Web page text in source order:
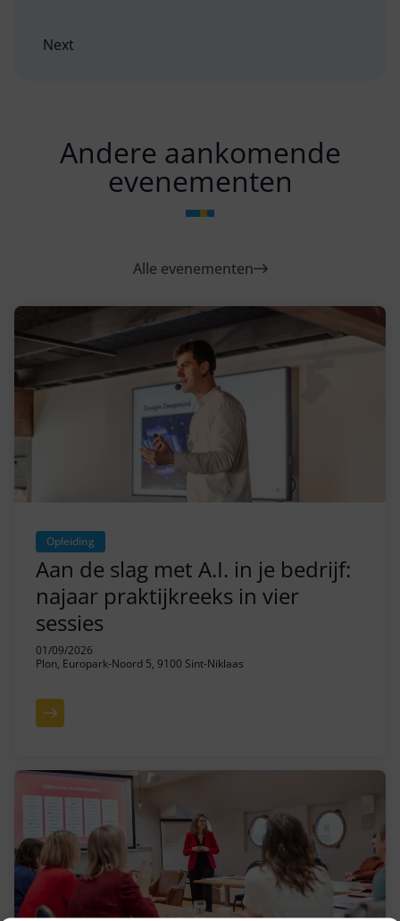
Next
Andere aankomende
evenementen
Alle evenementen
Opleiding
Aan de slag met A.I. in je bedrijf:
najaar praktijkreeks in vier
sessies
01/09/2026
Plon, Europark-Noord 5, 9100 Sint-Niklaas